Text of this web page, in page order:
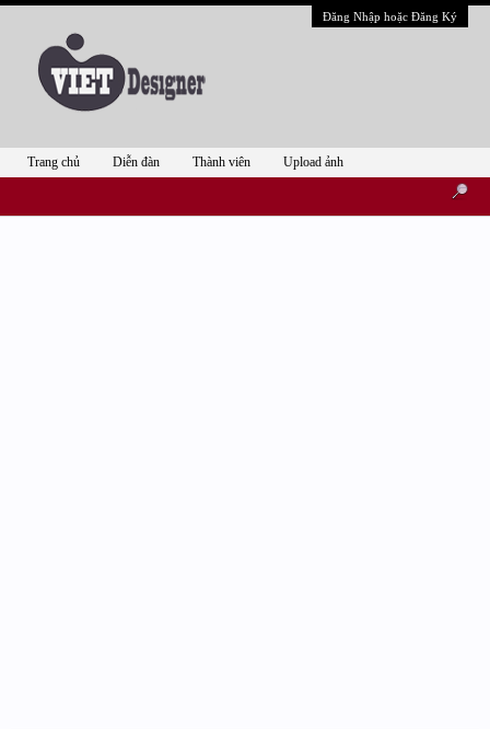
Đăng Nhập hoặc Đăng Ký
Trang chủ Diễn đàn Thành viên Upload ảnh